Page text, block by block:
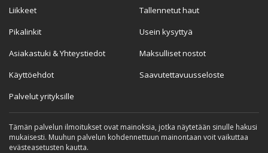
Liikkeet
Pikalinkit
Asiakastuki & Yhteystiedot
Käyttöehdot
Palvelut yrityksille
Tallennetut haut
Usein kysyttyä
Maksulliset nostot
Saavutettavuusseloste
Tämän palvelun ilmoitukset ovat mainoksia, jotka näytetään sinulle hakusi
mukaisesti. Muuhun palvelun kohdennettuun mainontaan voit vaikuttaa
evästeasetusten kautta.